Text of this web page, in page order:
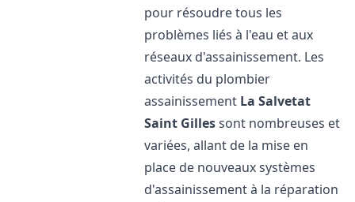
pour résoudre tous les
problèmes liés à l'eau et aux
réseaux d'assainissement. Les
activités du plombier
assainissement La Salvetat
Saint Gillessont nombreuses et
variées, allant de la mise en
place de nouveaux systèmes
d'assainissement à la réparation